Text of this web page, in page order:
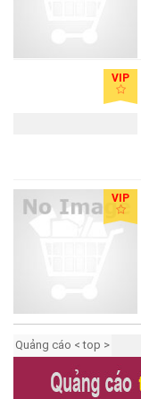
VIP
VIP
Quảng cáo < top >